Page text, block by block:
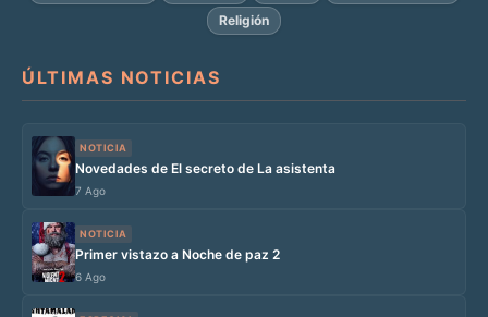
Religión
ÚLTIMAS NOTICIAS
NOTICIA
Novedades de El secreto de La asistenta
7 Ago
NOTICIA
Primer vistazo a Noche de paz 2
6 Ago